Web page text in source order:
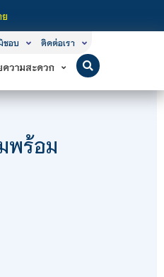
ารเรียนการสอน 3 ระดับ คือ ระดับประ
ย
ชอบ ติดต่อเรา
ความสะดวก
พร้อม